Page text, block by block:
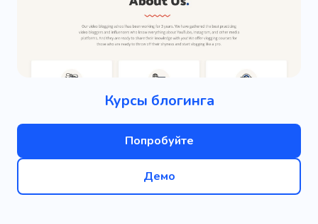
Курсы блогинга
Попробуйте
Демо